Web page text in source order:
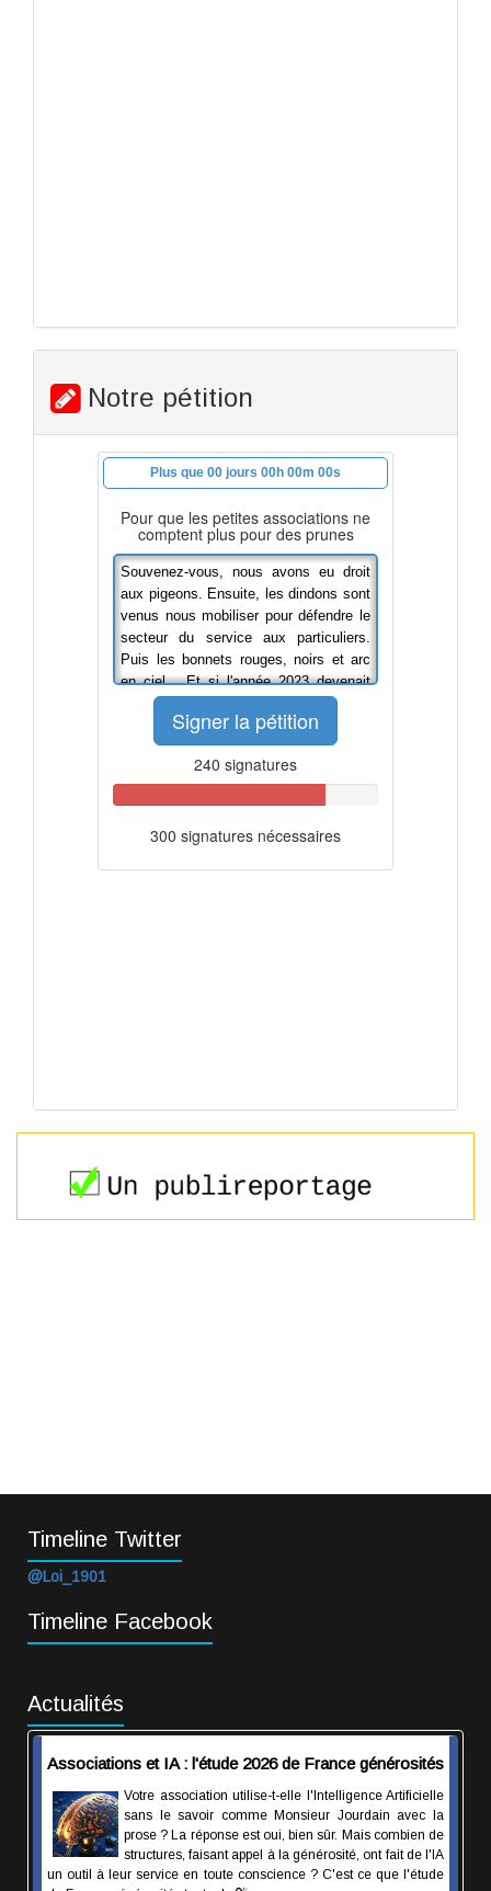
Notre pétition
Timeline Twitter
@Loi_1901
Timeline Facebook
Actualités
Associations et IA : l'étude 2026 de France générosités
Votre association utilise-t-elle l'Intelligence Artificielle
sans le savoir comme Monsieur Jourdain avec la
prose ? La réponse est oui, bien sûr. Mais combien de
structures, faisant appel à la générosité, ont fait de l'IA
un outil à leur service en toute conscience ? C'est ce que l'étude